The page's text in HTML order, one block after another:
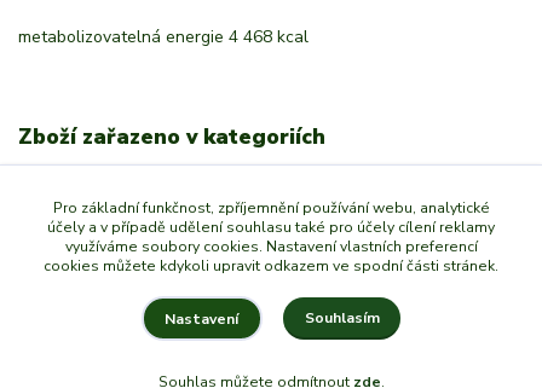
metabolizovatelná energie 4 468 kcal
Zboží zařazeno v kategoriích
Kočky
KRMIVA
Pro základní funkčnost, zpříjemnění používání webu, analytické
účely a v případě udělení souhlasu také pro účely cílení reklamy
využíváme soubory cookies. Nastavení vlastních preferencí
cookies můžete kdykoli upravit odkazem ve spodní části stránek.
Nastavení Souhlasím
Souhlas můžete odmítnout zde.